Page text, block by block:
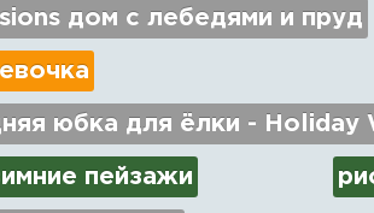
дом с лебедями и пруд
юбка для ёлки - Holiday
пейзажи